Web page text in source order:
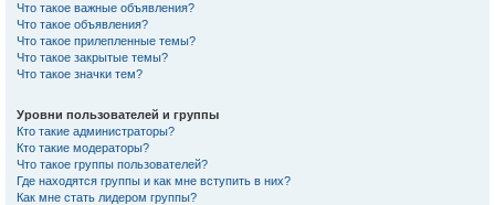
Что такое важные объявления?
Что такое объявления?
Что такое прилепленные темы?
Что такое закрытые темы?
Что такое значки тем?
Уровни пользователей и группы
Кто такие администраторы?
Кто такие модераторы?
Что такое группы пользователей?
Где находятся группы и как мне вступить в них?
Как мне стать лидером группы?